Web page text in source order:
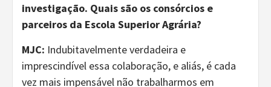
investigação. Quais são os consórcios e
parceiros da Escola Superior Agrária?
MJC: Indubitavelmente verdadeira e
imprescindível essa colaboração, e aliás, é cada
vez mais impensável não trabalharmos em